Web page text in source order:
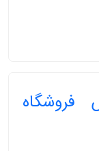
فروشگاه